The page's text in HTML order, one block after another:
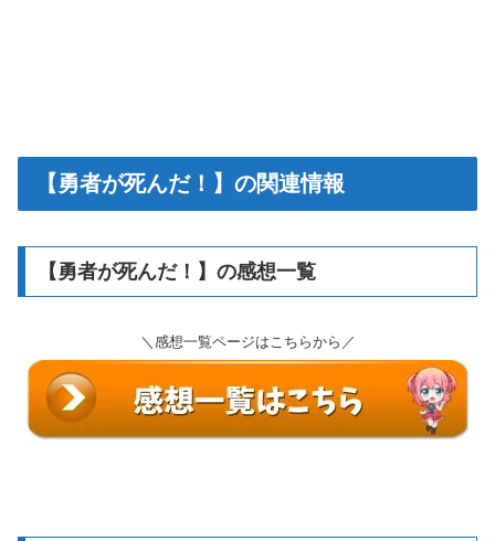
【勇者が死んだ！】の関連情報
【勇者が死んだ！】の感想一覧
＼感想一覧ページはこちらから／